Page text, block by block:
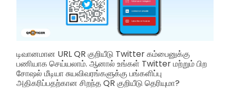
டிவானமான URL QR குறியீடு Twitter கம்பைனுக்கு
பணியாக செய்யலாம். ஆனால் உங்கள் Twitter மற்றும் பிற
சோஷல் மீடியா சுயவிவரங்களுக்கு பங்களிப்பு
அதிகரிப்பதற்கான சிறந்த QR குறியீடு தெரியுமா?